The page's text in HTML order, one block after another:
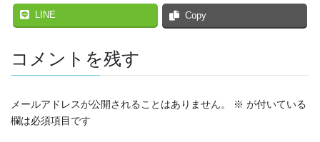
LINE Copy
コメントを残す
メールアドレスが公開されることはありません。 ※ が付いている
欄は必須項目です